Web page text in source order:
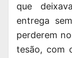
que
entrega
perderem
tesão, com